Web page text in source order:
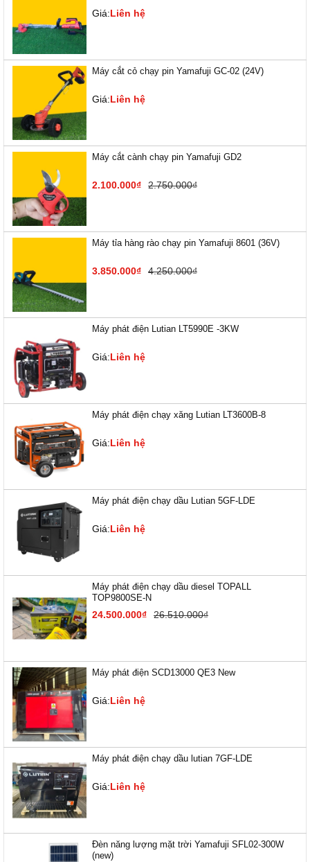
Giá:Liên hệ
Máy cắt cỏ chạy pin Yamafuji GC-02 (24V)
Giá:Liên hệ
Máy cắt cành chạy pin Yamafuji GD2
2.100.000₫ 2.750.000₫
Máy tỉa hàng rào chạy pin Yamafuji 8601 (36V)
3.850.000₫ 4.250.000₫
Máy phát điện Lutian LT5990E -3KW
Giá:Liên hệ
Máy phát điện chạy xăng Lutian LT3600B-8
Giá:Liên hệ
Máy phát điện chạy dầu Lutian 5GF-LDE
Giá:Liên hệ
Máy phát điện chạy dầu diesel TOPALL
TOP9800SE-N
24.500.000₫ 26.510.000₫
Máy phát điện SCD13000 QE3 New
Giá:Liên hệ
Máy phát điện chạy dầu lutian 7GF-LDE
Giá:Liên hệ
Đèn năng lượng mặt trời Yamafuji SFL02-300W
(new)